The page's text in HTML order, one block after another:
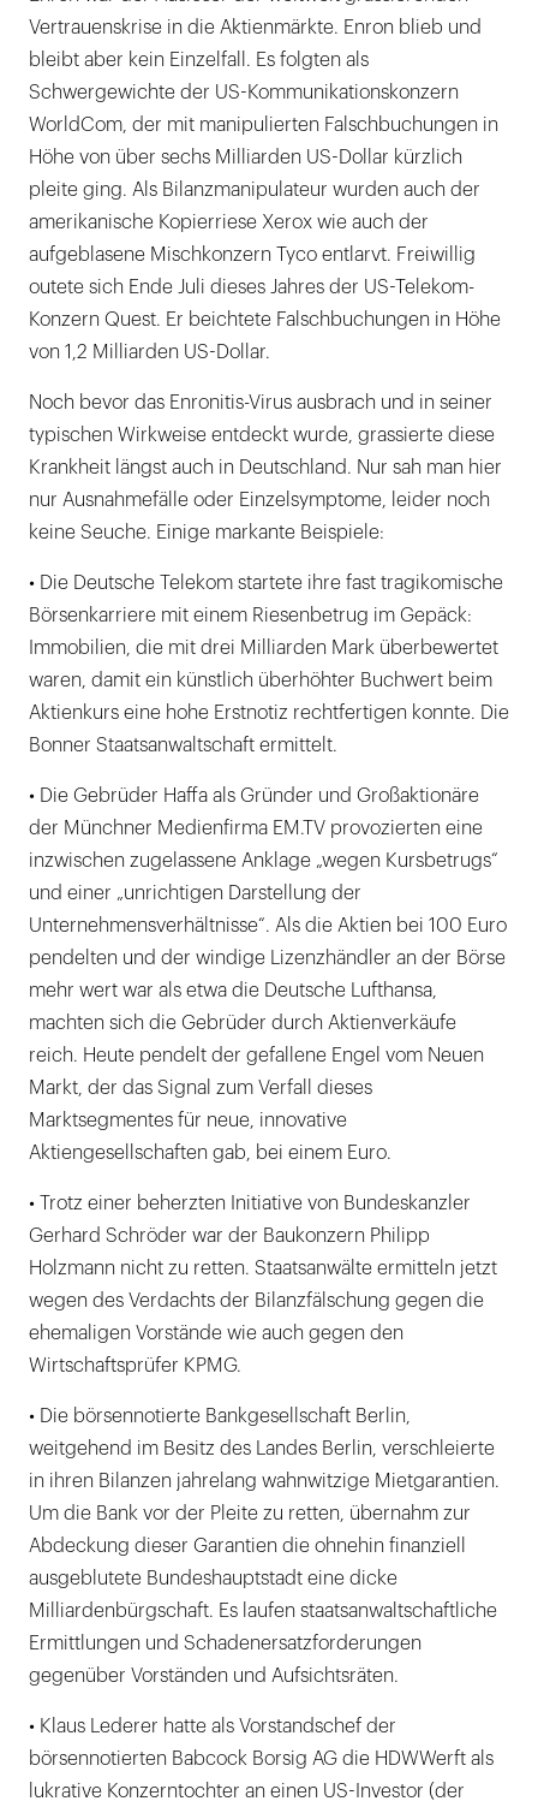
Vertrauenskrise in die Aktienmärkte. Enron blieb und
bleibt aber kein Einzelfall. Es folgten als
Schwergewichte der US-Kommunikationskonzern
WorldCom, der mit manipulierten Falschbuchungen in
Höhe von über sechs Milliarden US-Dollar kürzlich
pleite ging. Als Bilanzmanipulateur wurden auch der
amerikanische Kopierriese Xerox wie auch der
aufgeblasene Mischkonzern Tyco entlarvt. Freiwillig
outete sich Ende Juli dieses Jahres der US-Telekom-
Konzern Quest. Er beichtete Falschbuchungen in Höhe
von 1,2 Milliarden US-Dollar.
Noch bevor das Enronitis-Virus ausbrach und in seiner
typischen Wirkweise entdeckt wurde, grassierte diese
Krankheit längst auch in Deutschland. Nur sah man hier
nur Ausnahmefälle oder Einzelsymptome, leider noch
keine Seuche. Einige markante Beispiele:
• Die Deutsche Telekom startete ihre fast tragikomische
Börsenkarriere mit einem Riesenbetrug im Gepäck:
Immobilien, die mit drei Milliarden Mark überbewertet
waren, damit ein künstlich überhöhter Buchwert beim
Aktienkurs eine hohe Erstnotiz rechtfertigen konnte. Die
Bonner Staatsanwaltschaft ermittelt.
• Die Gebrüder Haffa als Gründer und Großaktionäre
der Münchner Medienfirma EM.TV provozierten eine
inzwischen zugelassene Anklage „wegen Kursbetrugs“
und einer „unrichtigen Darstellung der
Unternehmensverhältnisse“. Als die Aktien bei 100 Euro
pendelten und der windige Lizenzhändler an der Börse
mehr wert war als etwa die Deutsche Lufthansa,
machten sich die Gebrüder durch Aktienverkäufe
reich. Heute pendelt der gefallene Engel vom Neuen
Markt, der das Signal zum Verfall dieses
Marktsegmentes für neue, innovative
Aktiengesellschaften gab, bei einem Euro.
• Trotz einer beherzten Initiative von Bundeskanzler
Gerhard Schröder war der Baukonzern Philipp
Holzmann nicht zu retten. Staatsanwälte ermitteln jetzt
wegen des Verdachts der Bilanzfälschung gegen die
ehemaligen Vorstände wie auch gegen den
Wirtschaftsprüfer KPMG.
• Die börsennotierte Bankgesellschaft Berlin,
weitgehend im Besitz des Landes Berlin, verschleierte
in ihren Bilanzen jahrelang wahnwitzige Mietgarantien.
Um die Bank vor der Pleite zu retten, übernahm zur
Abdeckung dieser Garantien die ohnehin finanziell
ausgeblutete Bundeshauptstadt eine dicke
Milliardenbürgschaft. Es laufen staatsanwaltschaftliche
Ermittlungen und Schadenersatzforderungen
gegenüber Vorständen und Aufsichtsräten.
• Klaus Lederer hatte als Vorstandschef der
börsennotierten Babcock Borsig AG die HDWWerft als
lukrative Konzerntochter an einen US-Investor (der